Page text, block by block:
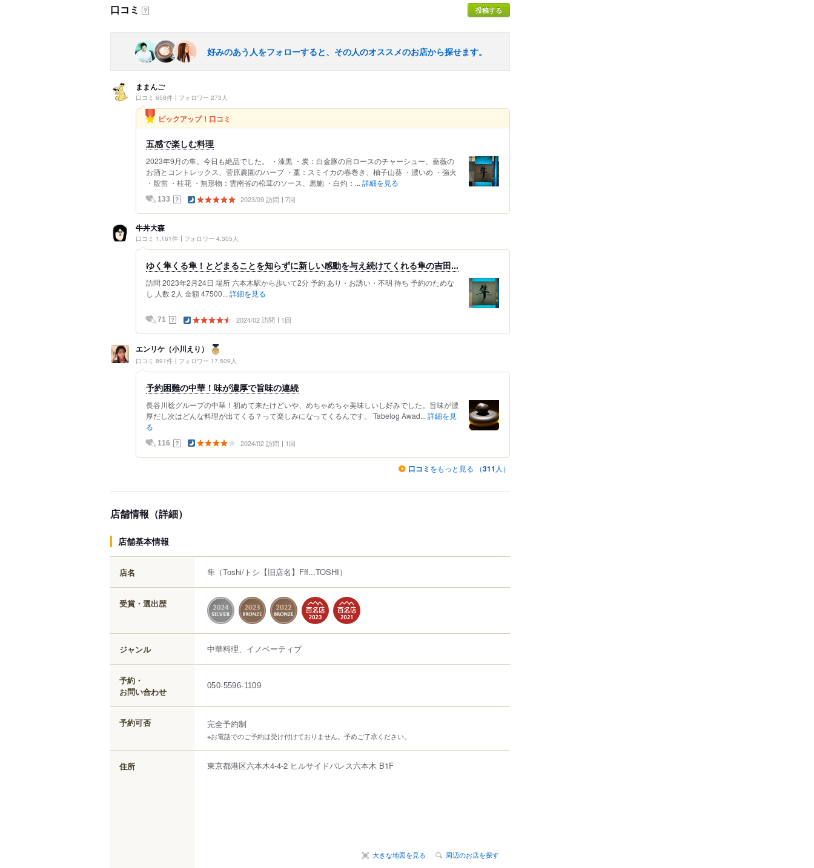
口コミ ？ 投稿する
好みのあう人をフォローすると、その人のオススメのお店から探せます。
ままんご
口コミ 658件 フォロワー 273人
ピックアップ！口コミ
五感で楽しむ料理
2023年9月の隼。今日も絶品でした。 ・漆黒 ・炭：白金豚の肩ロースのチャーシュー、薔薇の
お酒とコントレックス、菅原農園のハーブ ・藁：スミイカの春巻き、柚子山葵 ・濃いめ ・強火
・殷雷 ・桂花 ・無形物：雲南省の松茸のソース、黒鮑 ・白灼：... 詳細を見る
133 ？ 2023/09 訪問 7回
牛丼大森
口コミ 1,161件 フォロワー 4,305人
ゆく隼くる隼！とどまることを知らずに新しい感動を与え続けてくれる隼の吉田...
訪問 2023年2月24日 場所 六本木駅から歩いて2分 予約 あり・お誘い・不明 待ち 予約のためな
し 人数 2人 金額 47500... 詳細を見る
71 ？ 2024/02 訪問 1回
エンリケ（小川えり）
口コミ 891件 フォロワー 17,509人
予約困難の中華！味が濃厚で旨味の連続
長谷川稔グループの中華！初めて来たけどいや、めちゃめちゃ美味しいし好みでした。旨味が濃
厚だし次はどんな料理が出てくる？って楽しみになってくるんです。 Tabelog Awad... 詳細を見
る
116 ？ 2024/02 訪問 1回
口コミ をもっと見る （311 人）
店舗情報（詳細）
店舗基本情報
店名 隼 （Toshi/トシ【旧店名】Fff...TOSHI）
受賞・選出歴
ジャンル 中華料理、イノベーティブ
予約・
お問い合わせ
050-5596-1109
予約可否 完全予約制
※お電話でのご予約は受け付けておりません。予めご了承ください。
住所 東京都港区六本木4-4-2 ヒルサイドパレス六本木 B1F
大きな地図を見る 周辺のお店を探す